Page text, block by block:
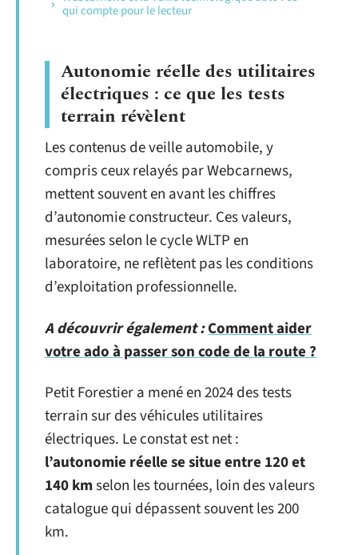
qui compte pour le lecteur
Autonomie réelle des utilitaires
électriques : ce que les tests
terrain révèlent
Les contenus de veille automobile, y
compris ceux relayés par Webcarnews,
mettent souvent en avant les chiffres
d’autonomie constructeur. Ces valeurs,
mesurées selon le cycle WLTP en
laboratoire, ne reflètent pas les conditions
d’exploitation professionnelle.
A découvrir également :Comment aider
votre ado à passer son code de la route ?
Petit Forestier a mené en 2024 des tests
terrain sur des véhicules utilitaires
électriques. Le constat est net :
l’autonomie réelle se situe entre 120 et
140 kmselon les tournées, loin des valeurs
catalogue qui dépassent souvent les 200
km.